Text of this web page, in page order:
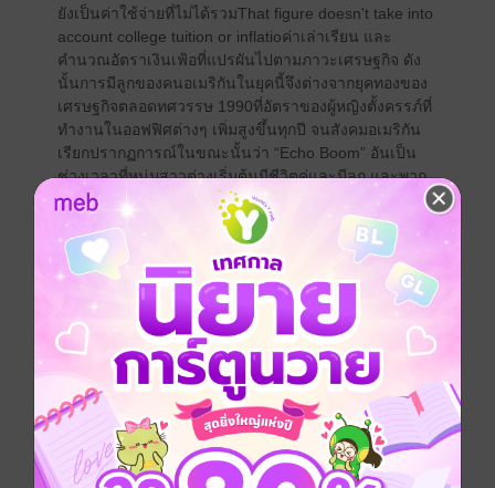
ยังเป็นค่าใช้จ่ายที่ไม่ได้รวมThat figure doesn't take into
account college tuition or inflatioค่าเล่าเรียน และ
คำนวณอัตราเงินเฟ้อที่แปรผันไปตามภาวะเศรษฐกิจ ดัง
นั้นการมีลูกของคนอเมริกันในยุคนี้จึงต่างจากยุคทองของ
เศรษฐกิจตลอดทศวรรษ 1990ที่อัตราของผู้หญิงตั้งครรภ์ที่
ทำงานในออฟฟิศต่างๆ เพิ่มสูงขึ้นทุกปี จนสังคมอเมริกัน
เรียกปรากฏการณ์ในขณะนั้นว่า “Echo Boom” อันเป็น
ช่วงเวลาที่หนุ่มสาวต่างเริ่มต้นมีชีวิตคู่และมีลูก และพวก
เขาก็คือเจเนเรชั่นถัดมาของกลุ่ม Baby Boomer เมื่อยุค
หลังสงครามโลกครั้งที่สองนั่นเอง และแม้ว่าสถานการณ์
ต่างๆ ในปัจจุบันจะทำให้คู่แต่งงานยุคใหม่เริ่มลังเลหรือ
ชะลอการมีทายาท แต่นักวิจัยด้านประชากรศาสตร์ของ
อเมริกันก็ยังเชื่อว่า 5 ปีต่อจากนี้ อัตราการเกิดของเด็กจะ
เพิ่มขึ้นแบบก้าวกระโดด
แต่ก่อนที่จะถึงคำพยากรณ์นั้น โลกแห่งการบ่มเพาะเด็ก
น้อยให้เติบโตอย่างสมบูรณ์แบบก็ดูจะไม่ย่นย่อต่อ
สถานการณ์เศรษฐกิจนัก ยิ่งความหวาดกลัวต่ออนาคต
บีบรัดมากเท่าใด สถาบันครอบครัวก็ยิ่งต้องเตรียมรับมือกับ
ความผันผวนที่จะเกิดขึ้นเท่านั้น ภูมิคุ้มกันทางร่างกาย
ไม่ใช่เรื่องเดียวที่ต้องคำนึงถึง แต่ภูมิคุ้มกันทางจิตใจ สติ